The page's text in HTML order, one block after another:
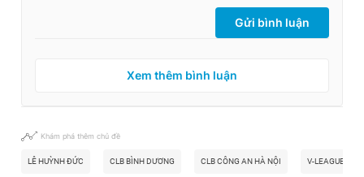
Gửi bình luận
Xem thêm bình luận
Khám phá thêm chủ đề
LÊ HUỲNH ĐỨC CLB BÌNH DƯƠNG CLB CÔNG AN HÀ NỘI V-LEAGUE